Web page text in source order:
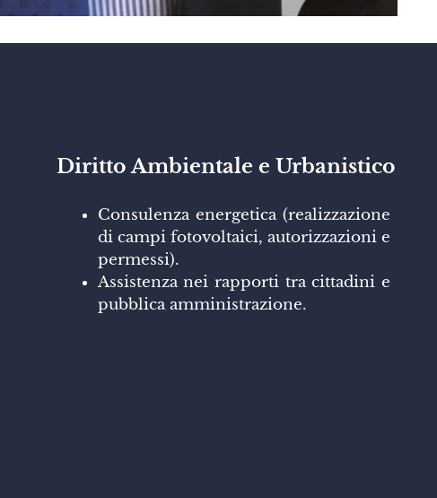
Diritto Ambientale e Urbanistico
Consulenza energetica (realizzazione
di campi fotovoltaici, autorizzazioni e
permessi).
Assistenza nei rapporti tra cittadini e
pubblica amministrazione.